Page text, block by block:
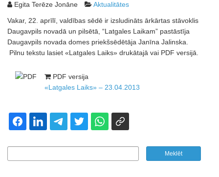
Egita Terēze Jonāne Aktualitātes
Vakar, 22. aprīlī, valdības sēdē ir izsludināts ārkārtas stāvoklis
Daugavpils novadā un pilsētā, “Latgales Laikam” pastāstīja
Daugavpils novada domes priekšsēdētāja Janīna Jalinska.
Pilnu tekstu lasiet «Latgales Laiks» drukātajā vai PDF versijā.
PDF versija
«Latgales Laiks» – 23.04.2013